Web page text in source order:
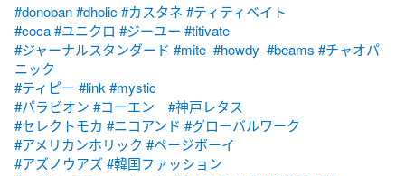
#donoban#dholic #カスタネ #ティティベイト
#coca#ユニクロ #ジーユー #titivate
#ジャーナルスタンダード #mite #howdy #beams #チャオパ
ニック
#ティピー #link #mystic
#パラビオン #コーエン
#神戸レタス
#セレクトモカ #ニコアンド #グローバルワーク
#アメリカンホリック #ページボーイ
#アズノウアズ #韓国ファッション